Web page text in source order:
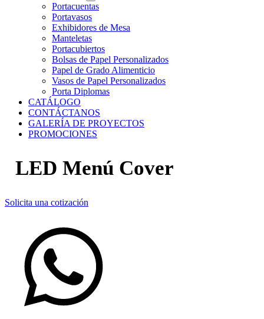
Portacuentas
Portavasos
Exhibidores de Mesa
Manteletas
Portacubiertos
Bolsas de Papel Personalizados
Papel de Grado Alimenticio
Vasos de Papel Personalizados
Porta Diplomas
CATÁLOGO
CONTÁCTANOS
GALERÍA DE PROYECTOS
PROMOCIONES
LED Menú Cover
Solicita una cotización